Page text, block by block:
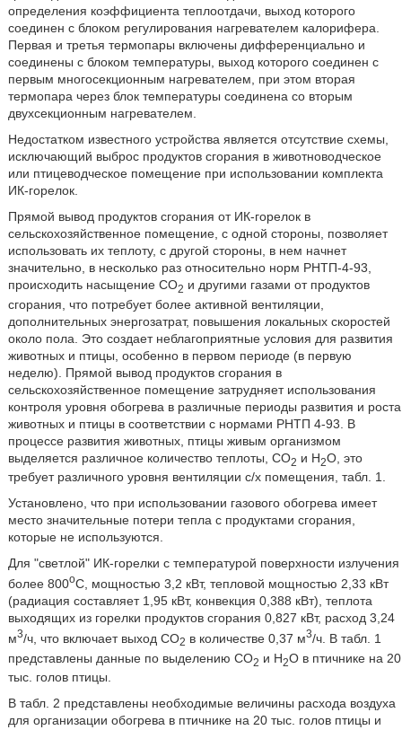
определения коэффициента теплоотдачи, выход которого
соединен с блоком регулирования нагревателем калорифера.
Первая и третья термопары включены дифференциально и
соединены с блоком температуры, выход которого соединен с
первым многосекционным нагревателем, при этом вторая
термопара через блок температуры соединена со вторым
двухсекционным нагревателем.
Недостатком известного устройства является отсутствие схемы,
исключающий выброс продуктов сгорания в животноводческое
или птицеводческое помещение при использовании комплекта
ИК-горелок.
Прямой вывод продуктов сгорания от ИК-горелок в
сельскохозяйственное помещение, с одной стороны, позволяет
использовать их теплоту, с другой стороны, в нем начнет
значительно, в несколько раз относительно норм РНТП-4-93,
происходить насыщение СО2 и другими газами от продуктов
сгорания, что потребует более активной вентиляции,
дополнительных энергозатрат, повышения локальных скоростей
около пола. Это создает неблагоприятные условия для развития
животных и птицы, особенно в первом периоде (в первую
неделю). Прямой вывод продуктов сгорания в
сельскохозяйственное помещение затрудняет использования
контроля уровня обогрева в различные периоды развития и роста
животных и птицы в соответствии с нормами РНТП 4-93. В
процессе развития животных, птицы живым организмом
выделяется различное количество теплоты, CO2 и H2O, это
требует различного уровня вентиляции с/х помещения, табл. 1.
Установлено, что при использовании газового обогрева имеет
место значительные потери тепла с продуктами сгорания,
которые не используются.
Для "светлой" ИК-горелки с температурой поверхности излучения
более 800oС, мощностью 3,2 кВт, тепловой мощностью 2,33 кВт
(радиация составляет 1,95 кВт, конвекция 0,388 кВт), теплота
выходящих из горелки продуктов сгорания 0,827 кВт, расход 3,24
м3/ч, что включает выход СО2 в количестве 0,37 м3/ч. В табл. 1
представлены данные по выделению CO2 и Н2О в птичнике на 20
тыс. голов птицы.
В табл. 2 представлены необходимые величины расхода воздуха
для организации обогрева в птичнике на 20 тыс. голов птицы и